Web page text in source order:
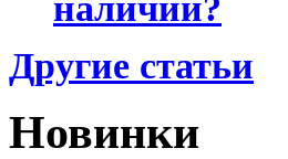
Другие статьи
Новинки